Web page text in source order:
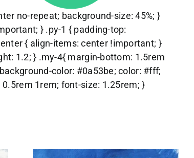
no-repeat; background-size: 45%; }
} .py-1 { padding-top:
{ align-items: center !important; }
1.2; } .my-4{ margin-bottom: 1.5rem
color: #0a53be; color: #fff;
1rem; font-size: 1.25rem; }